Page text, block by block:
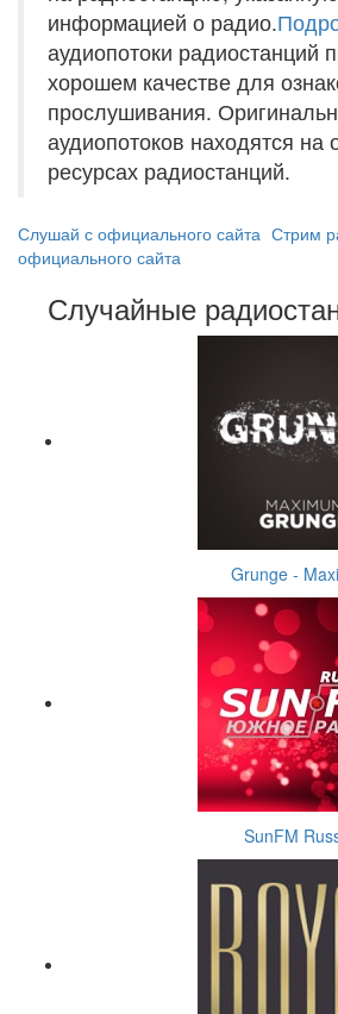
информацией о радио.
аудиопотоки радиостанций
хорошем качестве для
прослушивания.
аудиопотоков находятся
ресурсах радиостанций.
Слушай с официального сайта Стрим
официального сайта
Случайные
Grunge -
SunFM